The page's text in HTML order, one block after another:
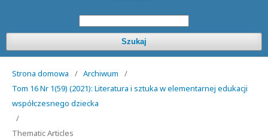
Szukaj
Strona domowa / Archiwum
/
Tom 16 Nr 1(59) (2021): Literatura i sztuka w elementarnej edukacji
współczesnego dziecka
/
Thematic Articles